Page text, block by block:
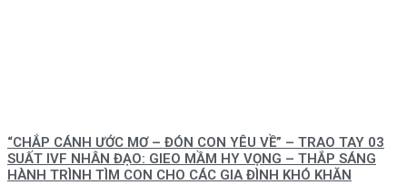
“CHẮP CÁNH ƯỚC MƠ – ĐÓN CON YÊU VỀ” – TRAO TAY 03
SUẤT IVF NHÂN ĐẠO: GIEO MẦM HY VỌNG – THẮP SÁNG
HÀNH TRÌNH TÌM CON CHO CÁC GIA ĐÌNH KHÓ KHĂN